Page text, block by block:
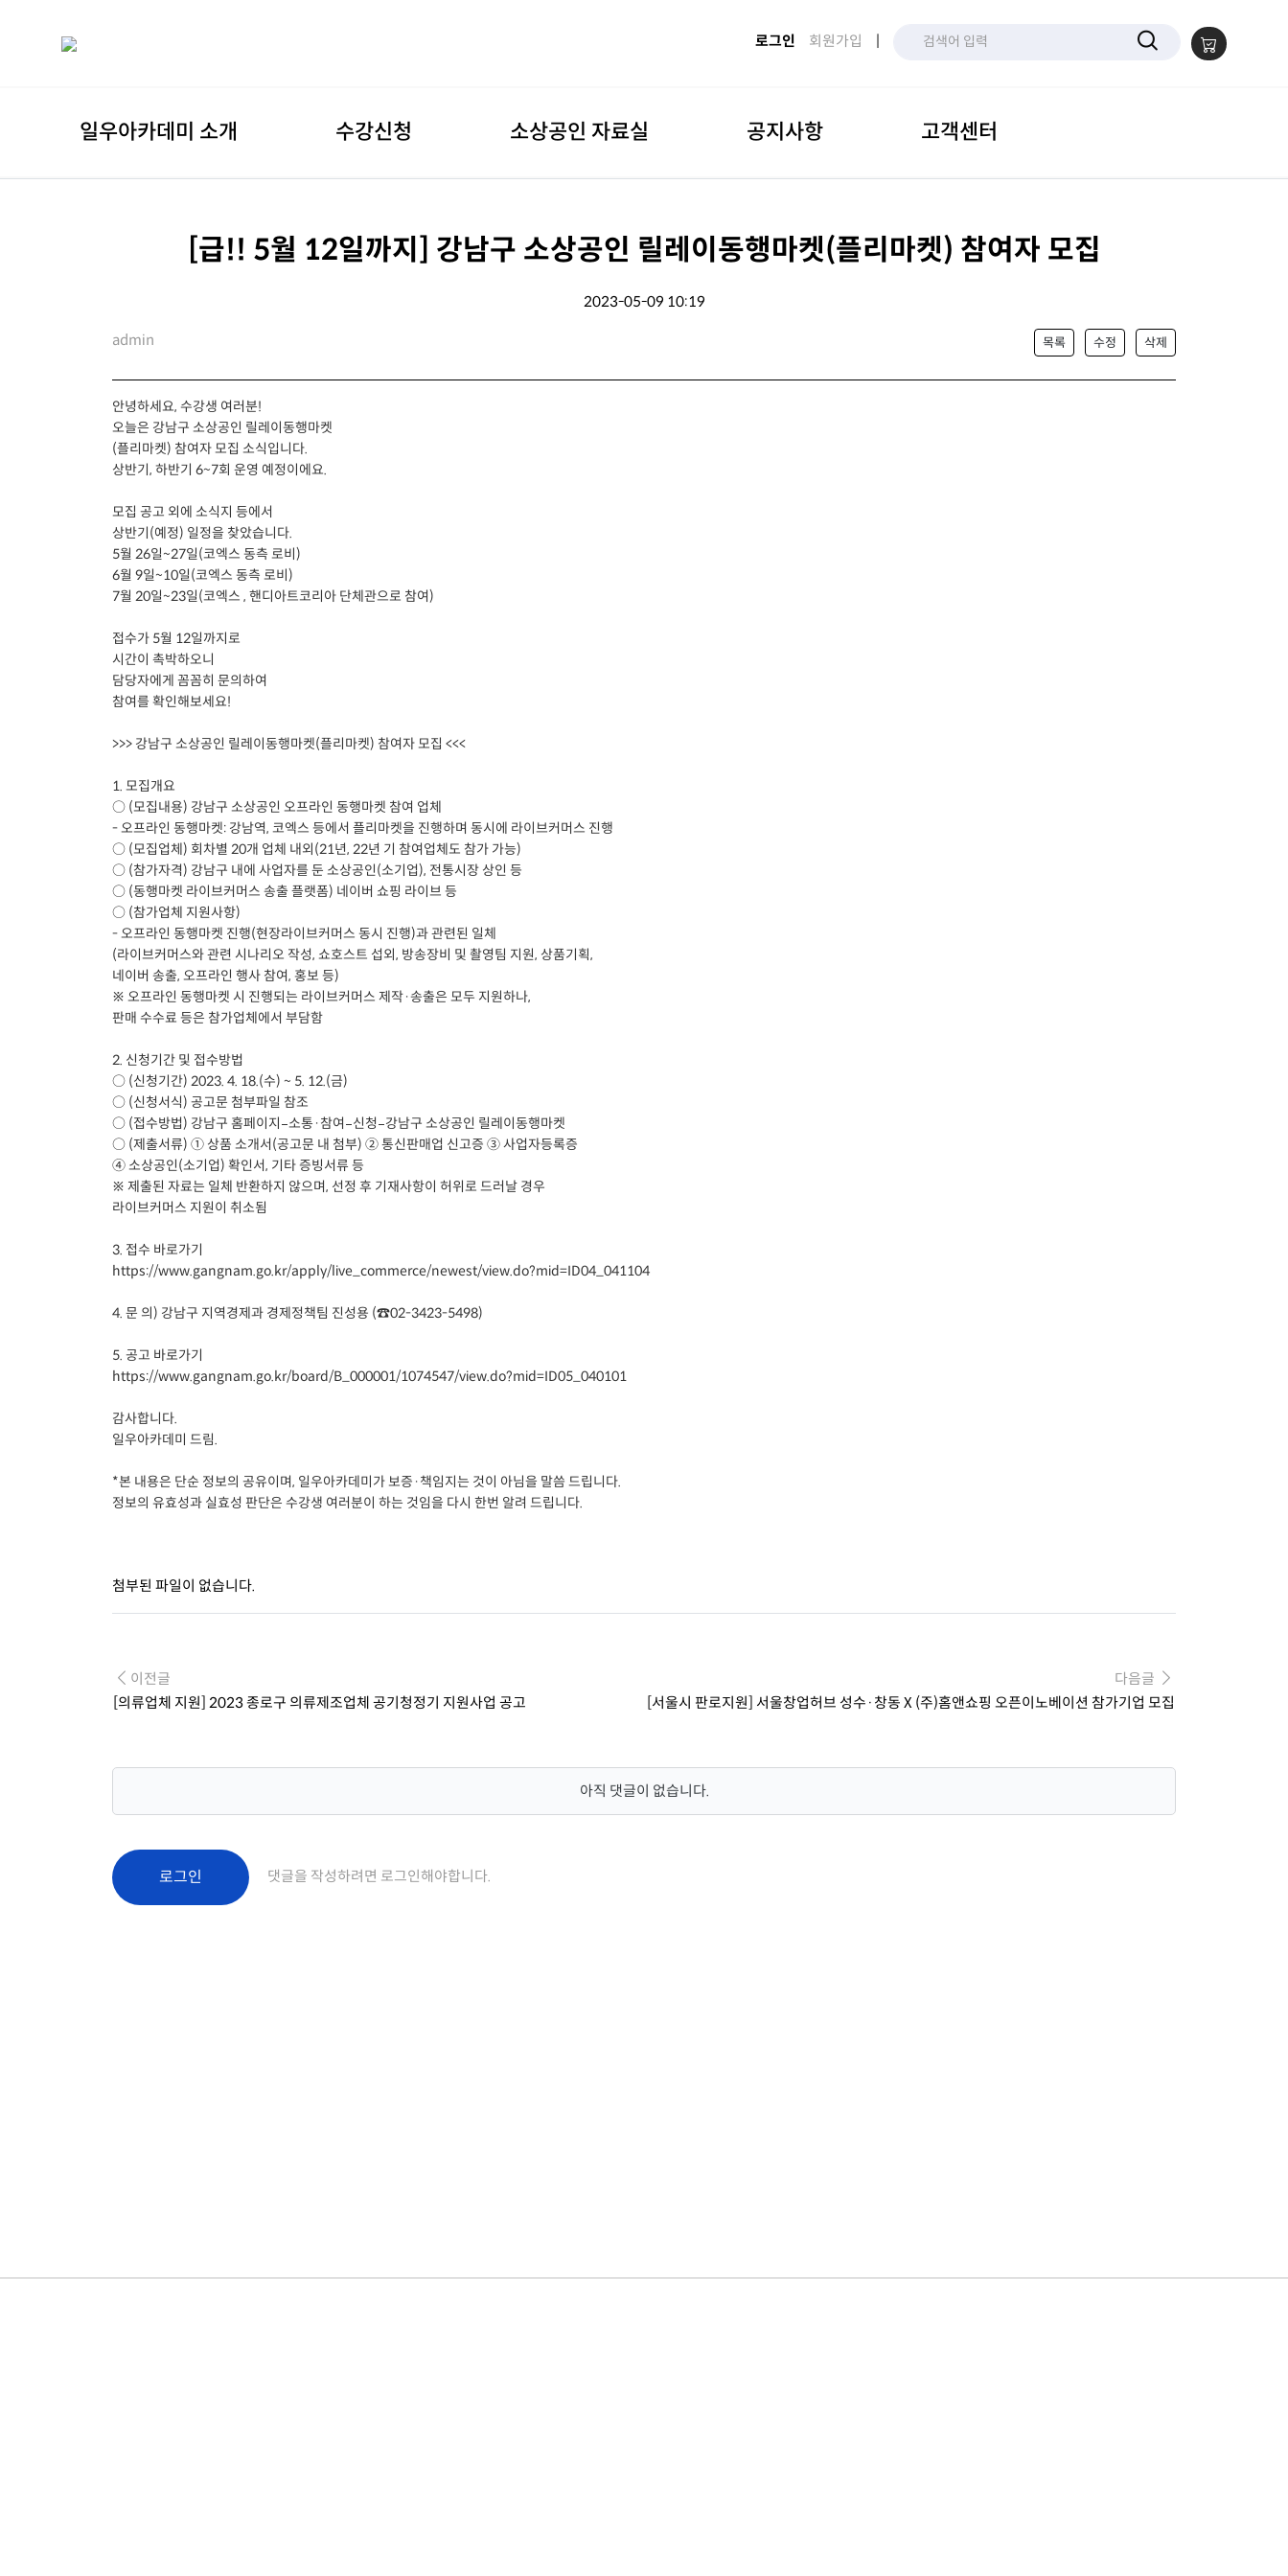
로그인 회원가입 |
일우아카데미 소개 수강신청 소상공인 자료실 공지사항 고객센터
[급!! 5월 12일까지] 강남구 소상공인 릴레이동행마켓(플리마켓) 참여자 모집
2023-05-09 10:19
admin 목록 수정 삭제
안녕하세요, 수강생 여러분!
오늘은 강남구 소상공인 릴레이동행마켓
(플리마켓) 참여자 모집 소식입니다.
상반기, 하반기 6~7회 운영 예정이에요.
모집 공고 외에 소식지 등에서
상반기(예정) 일정을 찾았습니다.
5월 26일~27일(코엑스 동측 로비)
6월 9일~10일(코엑스 동측 로비)
7월 20일~23일(코엑스 , 핸디아트코리아 단체관으로 참여)
접수가 5월 12일까지로
시간이 촉박하오니
담당자에게 꼼꼼히 문의하여
참여를 확인해보세요!
>>> 강남구 소상공인 릴레이동행마켓(플리마켓) 참여자 모집 <<<
1. 모집개요
○ (모집내용) 강남구 소상공인 오프라인 동행마켓 참여 업체
- 오프라인 동행마켓: 강남역, 코엑스 등에서 플리마켓을 진행하며 동시에 라이브커머스 진행
○ (모집업체) 회차별 20개 업체 내외(21년, 22년 기 참여업체도 참가 가능)
○ (참가자격) 강남구 내에 사업자를 둔 소상공인(소기업), 전통시장 상인 등
○ (동행마켓 라이브커머스 송출 플랫폼) 네이버 쇼핑 라이브 등
○ (참가업체 지원사항)
- 오프라인 동행마켓 진행(현장라이브커머스 동시 진행)과 관련된 일체
(라이브커머스와 관련 시나리오 작성, 쇼호스트 섭외, 방송장비 및 촬영팀 지원, 상품기획,
네이버 송출, 오프라인 행사 참여, 홍보 등)
※ 오프라인 동행마켓 시 진행되는 라이브커머스 제작·송출은 모두 지원하나,
판매 수수료 등은 참가업체에서 부담함
2. 신청기간 및 접수방법
○ (신청기간) 2023. 4. 18.(수) ~ 5. 12.(금)
○ (신청서식) 공고문 첨부파일 참조
○ (접수방법) 강남구 홈페이지–소통·참여–신청–강남구 소상공인 릴레이동행마켓
○ (제출서류) ① 상품 소개서(공고문 내 첨부) ② 통신판매업 신고증 ③ 사업자등록증
④ 소상공인(소기업) 확인서, 기타 증빙서류 등
※ 제출된 자료는 일체 반환하지 않으며, 선정 후 기재사항이 허위로 드러날 경우
라이브커머스 지원이 취소됨
3. 접수 바로가기
https://www.gangnam.go.kr/apply/live_commerce/newest/view.do?mid=ID04_041104
4. 문 의) 강남구 지역경제과 경제정책팀 진성용 (☎02-3423-5498)
5. 공고 바로가기
https://www.gangnam.go.kr/board/B_000001/1074547/view.do?mid=ID05_040101
감사합니다.
일우아카데미 드림.
*본 내용은 단순 정보의 공유이며, 일우아카데미가 보증·책임지는 것이 아님을 말씀 드립니다.
정보의 유효성과 실효성 판단은 수강생 여러분이 하는 것임을 다시 한번 알려 드립니다.
첨부된 파일이 없습니다.
이전글
[의류업체 지원] 2023 종로구 의류제조업체 공기청정기 지원사업 공고
다음글
[서울시 판로지원] 서울창업허브 성수·창동 X (주)홈앤쇼핑 오픈이노베이션 참가기업 모집
아직 댓글이 없습니다.
로그인 댓글을 작성하려면 로그인해야합니다.